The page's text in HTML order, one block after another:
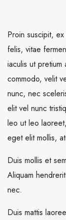
Proin suscipit,
felis, vitae
iaculis ut
commodo, velit
nunc, nec
elit vel nunc
leo ut leo
eget elit mollis,
Duis mollis et
Aliquam
nec.
Duis mattis